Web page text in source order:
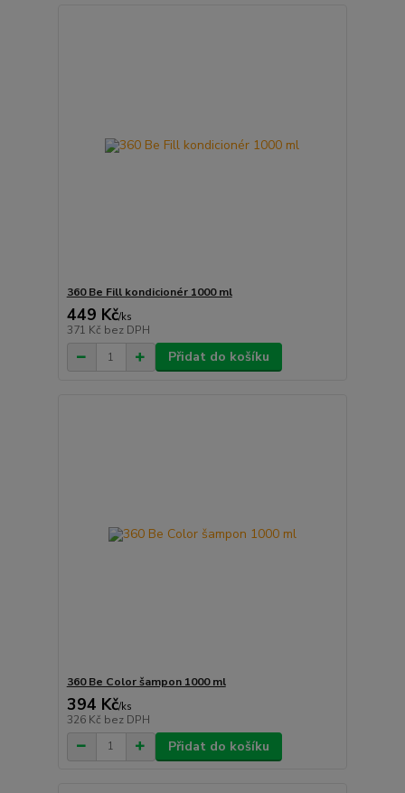
360 Be Fill kondicionér 1000 ml
449 Kč/ks
371 Kč bez DPH
Přidat do košíku
360 Be Color šampon 1000 ml
394 Kč/ks
326 Kč bez DPH
Přidat do košíku